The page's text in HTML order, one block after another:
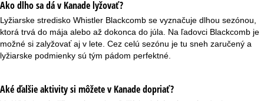
Ako dlho sa dá v Kanade lyžovať?
Lyžiarske stredisko Whistler Blackcomb se vyznačuje dlhou sezónou,
ktorá trvá do mája alebo až dokonca do júla. Na ľadovci Blackcomb je
možné si zalyžovať aj v lete. Cez celú sezónu je tu sneh zaručený a
lyžiarske podmienky sú tým pádom perfektné.
Aké ďalšie aktivity si môžete v Kanade dopriať?